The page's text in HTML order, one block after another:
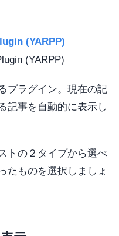
(YARPP)
プラグイン。現在の記
記事を自動的に表示し
トの２タイプから選べ
たものを選択しましょ